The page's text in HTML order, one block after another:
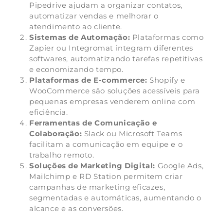
Pipedrive ajudam a organizar contatos,
automatizar vendas e melhorar o
atendimento ao cliente.
Sistemas de Automação: Plataformas como
Zapier ou Integromat integram diferentes
softwares, automatizando tarefas repetitivas
e economizando tempo.
Plataformas de E-commerce: Shopify e
WooCommerce são soluções acessíveis para
pequenas empresas venderem online com
eficiência.
Ferramentas de Comunicação e
Colaboração: Slack ou Microsoft Teams
facilitam a comunicação em equipe e o
trabalho remoto.
Soluções de Marketing Digital: Google Ads,
Mailchimp e RD Station permitem criar
campanhas de marketing eficazes,
segmentadas e automáticas, aumentando o
alcance e as conversões.